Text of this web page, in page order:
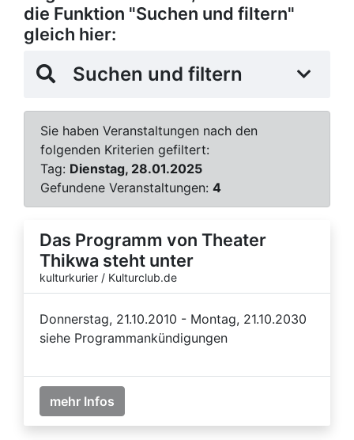
die Funktion "Suchen und filtern"
gleich hier:
Suchen und filtern
Sie haben Veranstaltungen nach den
folgenden Kriterien gefiltert:
Tag: Dienstag, 28.01.2025
Gefundene Veranstaltungen: 4
Das Programm von Theater
Thikwa steht unter
kulturkurier / Kulturclub.de
Donnerstag, 21.10.2010 - Montag, 21.10.2030
siehe Programmankündigungen
mehr Infos